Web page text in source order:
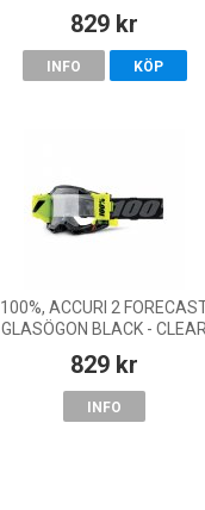
829 kr
INFO KÖP
100%, ACCURI 2
GLASÖGON BLACK - CLEAR
829 kr
INFO